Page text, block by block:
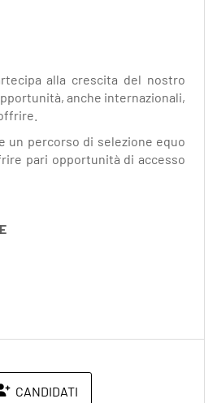
alla crescita del nostro
anche internazionali,
un percorso di selezione equo
pari opportunità di accesso
CANDIDATI